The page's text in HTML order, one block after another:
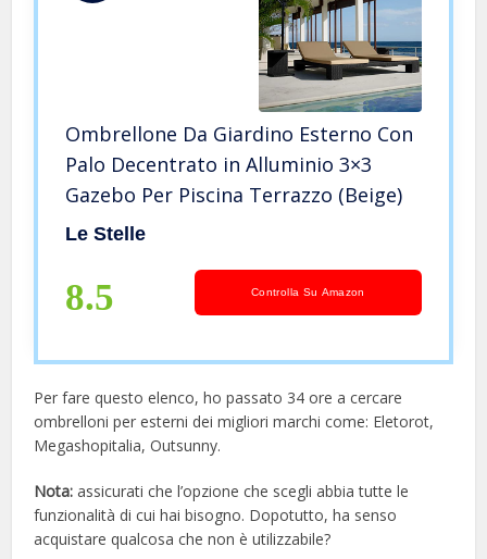
Ombrellone Da Giardino Esterno Con
Palo Decentrato in Alluminio 3×3
Gazebo Per Piscina Terrazzo (Beige)
Le Stelle
8.5 Controlla Su Amazon
Per fare questo elenco, ho passato 34 ore a cercare
ombrelloni per esterni dei migliori marchi come: Eletorot,
Megashopitalia, Outsunny.
Nota: assicurati che l’opzione che scegli abbia tutte le
funzionalità di cui hai bisogno. Dopotutto, ha senso
acquistare qualcosa che non è utilizzabile?